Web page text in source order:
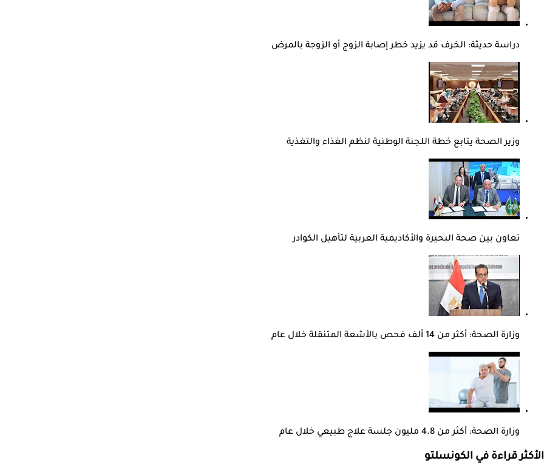
دراسة حديثة: الخرف قد يزيد خطر إصابة الزوج أو الزوجة بالمرض
وزير الصحة يتابع خطة اللجنة الوطنية لنظم الغذاء والتغذية
تعاون بين صحة البحيرة والأكاديمية العربية لتأهيل الكوادر
وزارة الصحة: أكثر من 14 ألف فحص بالأشعة المتنقلة خلال عام
وزارة الصحة: أكثر من 4.8 مليون جلسة علاج طبيعي خلال عام
الأكثر قراءة في الكونسلتو